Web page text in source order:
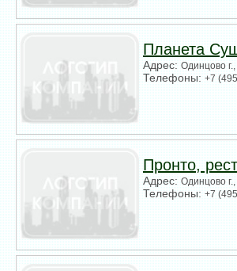
Планета
Адрес:Одинцово
Телефоны:+7
Пронто,
Адрес:Одинцово
Телефоны:+7